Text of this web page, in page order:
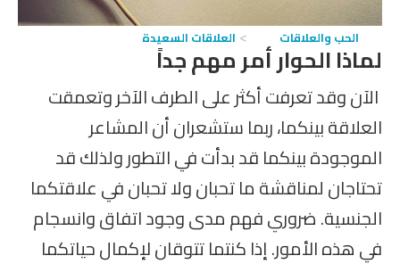
الحب والعلاقات العلاقات السعيدة
لماذا الحوار أمر مهم جداً
الآن وقد تعرفت أكثر على الطرف الآخر وتعمقت
العلاقة بينكما، ربما ستشعران أن المشاعر
الموجودة بينكما قد بدأت في التطور ولذلك قد
تحتاجان لمناقشة ما تحبان ولا تحبان في علاقتكما
الجنسية. ضروري فهم مدى وجود اتفاق وانسجام
في هذه الأمور. إذا كنتما تتوقان لإكمال حياتكما